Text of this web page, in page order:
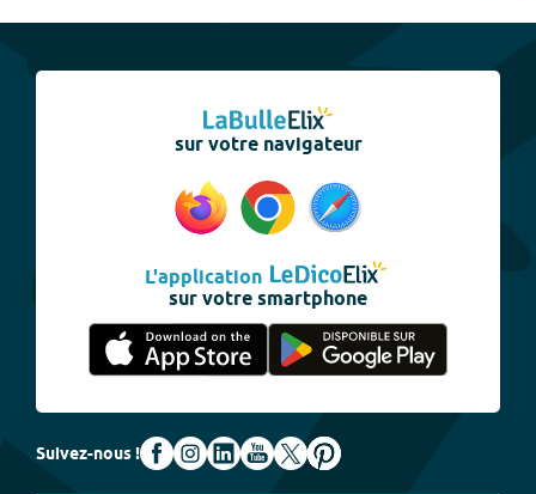
sur votre navigateur
L'application
sur votre smartphone
Suivez-nous !